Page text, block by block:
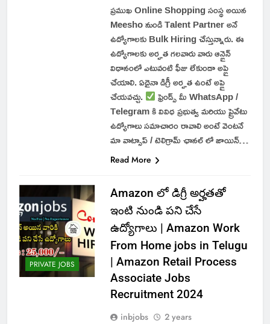
ప్రముఖ Online Shopping సంస్థ అయిన
Meesho నుండి Talent Partner అనే
ఉద్యోగాలకు Bulk Hiring చేస్తున్నారు. ఈ
ఉద్యోగాలకు అర్హత గలవారు వారు ఆన్లైన్
విధానంలో ఎటువంటి ఫీజు లేకుండా అప్లై
చేయాలి. ఏదైనా డిగ్రీ అర్హత ఉంటే అప్లై
చేయవచ్చు.
ఫ్రెండ్స్ మీ WhatsApp /
Telegram కి వివిధ ప్రభుత్వ మరియు ప్రైవేటు
ఉద్యోగాలు సమాచారం రావాలి అంటే వెంటనే
మా వాట్సాప్ / టెలిగ్రామ్ ఛానల్ లో జాయిన్…
Read More
PRIVATE JOBS
Amazon లో డిగ్రీ అర్హతతో
ఇంటి నుండి పని చేసే
ఉద్యోగాలు | Amazon Work
From Home jobs in Telugu
| Amazon Retail Process
Associate Jobs
Recruitment 2024
inbjobs
2 years